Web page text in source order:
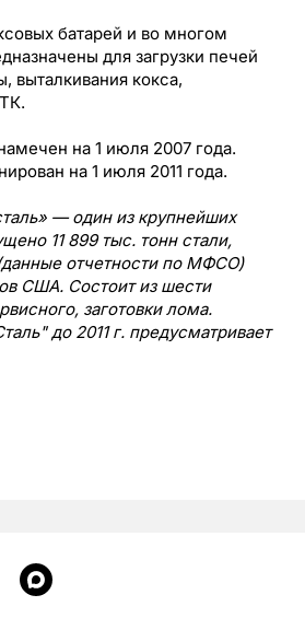
батарей и во многом
для загрузки печей
выталкивания кокса,
на 1 июля 2007 года.
на 1 июля 2011 года.
— один из крупнейших
11 899 тыс. тонн стали,
отчетности по МФСО)
США. Состоит из шести
заготовки лома.
до 2011 г. предусматривает